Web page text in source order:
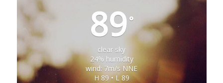
89°
clear sky
24% humidity
wind: 7m/s NNE
H 89 • L 89